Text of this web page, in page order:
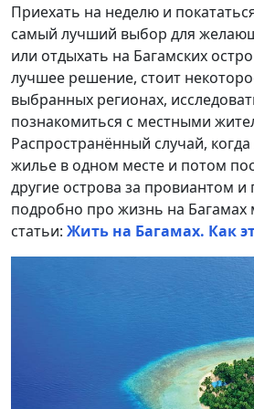
Приехать на неделю и
самый лучший выбор для
или отдыхать на Багамских
лучшее решение, стоит
выбранных регионах,
познакомиться с местными
Распространённый случай,
жилье в одном месте и потом
другие острова за провиантом и
подробно про жизнь на Багамах
статьи: Жить на Багамах. Как